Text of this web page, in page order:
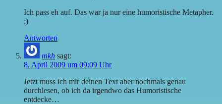
Ich pass eh auf. Das war ja nur eine humoristische Metapher.
;)
Antworten
mkh sagt:
8. April 2009 um 09:09 Uhr
Jetzt muss ich mir deinen Text aber nochmals genau
durchlesen, ob ich da irgendwo das Humoristische
entdecke…